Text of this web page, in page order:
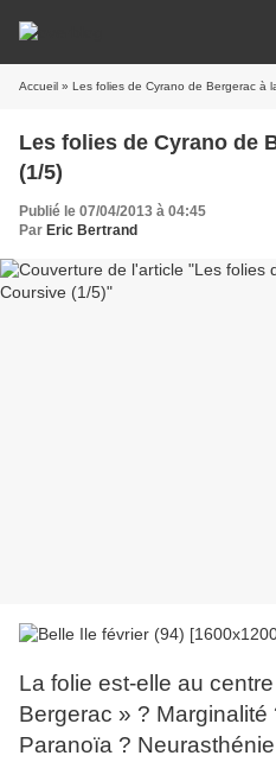
Accueil » Les folies de Cyrano de Bergerac à
Les folies de Cyrano de
(1/5)
Publié le 07/04/2013 à 04:45
Par Eric Bertrand
La folie est-elle au
Bergerac » ?
Paranoïa ?